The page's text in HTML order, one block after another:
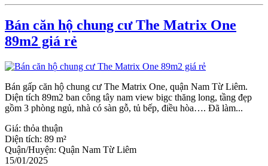
Bán căn hộ chung cư The Matrix One
89m2 giá rẻ
Bán gấp căn hộ chung cư The Matrix One, quận Nam Từ Liêm.
Diện tích 89m2 ban công tây nam view bigc thăng long, tầng đẹp
gồm 3 phòng ngủ, nhà có sàn gỗ, tủ bếp, điều hòa…. Đã làm...
Giá: thỏa thuận
Diện tích: 89 m²
Quận/Huyện: Quận Nam Từ Liêm
15/01/2025